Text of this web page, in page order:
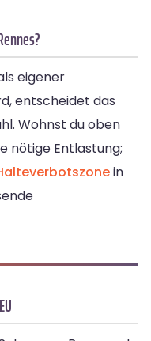
eigener
entscheidet das
Wohnst du oben
nötige Entlastung;
in